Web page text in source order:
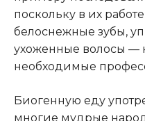
поскольку в их
белоснежные зубы,
ухоженные волосы —
необходимые
Биогенную еду
многие мудрые